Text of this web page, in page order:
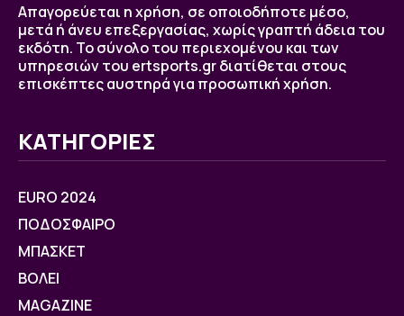
Απαγορεύεται η χρήση, σε οποιοδήποτε μέσο,
μετά ή άνευ επεξεργασίας, χωρίς γραπτή άδεια του
εκδότη. Το σύνολο του περιεχομένου και των
υπηρεσιών του ertsports.gr διατίθεται στους
επισκέπτες αυστηρά για προσωπική χρήση.
ΚΑΤΗΓΟΡΙΕΣ
EURO 2024
ΠΟΔΟΣΦΑΙΡΟ
ΜΠΑΣΚΕΤ
ΒOΛΕΙ
MAGAZINE